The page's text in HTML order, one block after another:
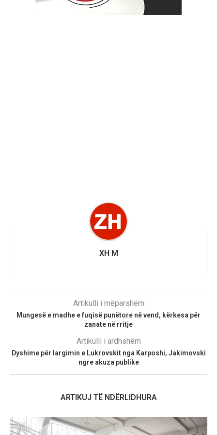
XH M
Artikulli i mëparshëm
Mungesë e madhe e fuqisë punëtore në vend, kërkesa për
zanate në rritje
Artikulli i ardhshëm
Dyshime për largimin e Lukrovskit nga Karposhi, Jakimovski
ngre akuza publike
ARTIKUJ TË NDËRLIDHURA